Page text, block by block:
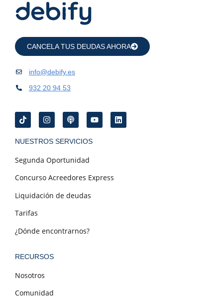
CANCELA TUS DEUDAS AHORA
info@debify.es
932 20 94 53
NUESTROS SERVICIOS
Segunda Oportunidad
Concurso Acreedores Express
Liquidación de deudas
Tarifas
¿Dónde encontrarnos?
RECURSOS
Nosotros
Comunidad